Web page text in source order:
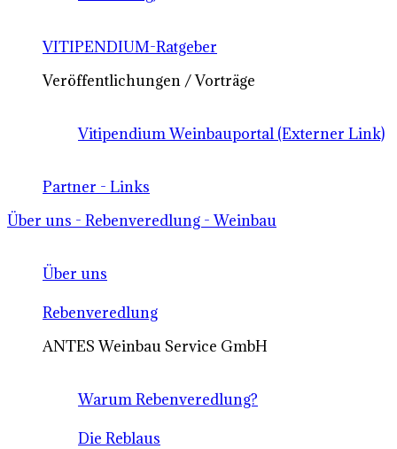
VITIPENDIUM-Ratgeber
Veröffentlichungen / Vorträge
Vitipendium Weinbauportal (Externer Link)
Partner - Links
Über uns - Rebenveredlung - Weinbau
Über uns
Rebenveredlung
ANTES Weinbau Service GmbH
Warum Rebenveredlung?
Die Reblaus